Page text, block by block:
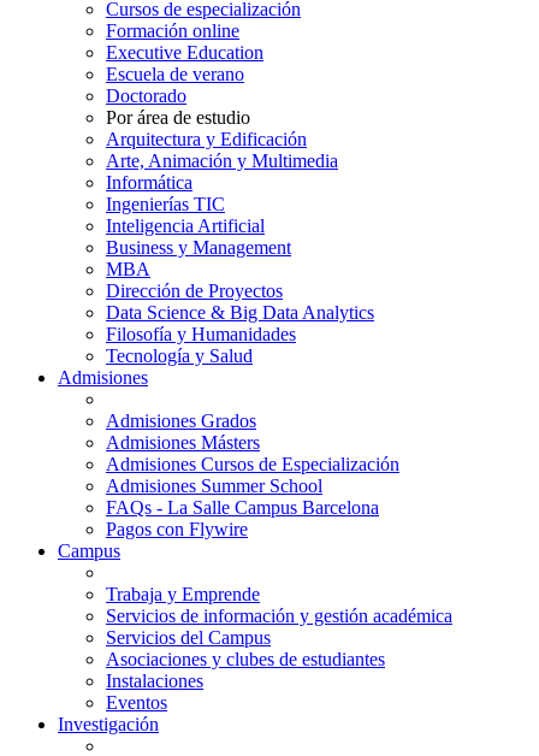
Cursos de especialización
Formación online
Executive Education
Escuela de verano
Doctorado
Por área de estudio
Arquitectura y Edificación
Arte, Animación y Multimedia
Informática
Ingenierías TIC
Inteligencia Artificial
Business y Management
MBA
Dirección de Proyectos
Data Science & Big Data Analytics
Filosofía y Humanidades
Tecnología y Salud
Admisiones
Admisiones Grados
Admisiones Másters
Admisiones Cursos de Especialización
Admisiones Summer School
FAQs - La Salle Campus Barcelona
Pagos con Flywire
Campus
Trabaja y Emprende
Servicios de información y gestión académica
Servicios del Campus
Asociaciones y clubes de estudiantes
Instalaciones
Eventos
Investigación